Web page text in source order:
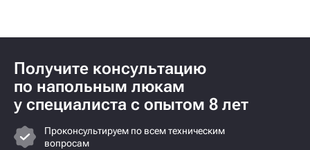
Получите консультацию
по напольным люкам
у специалиста с опытом 8 лет
Проконсультируем по всем техническим
вопросам